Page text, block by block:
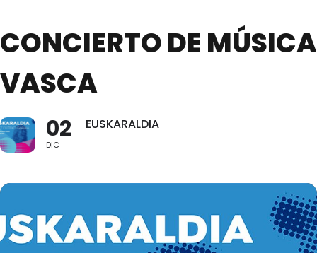
CONCIERTO DE MÚSICA
VASCA
02
DIC
EUSKARALDIA